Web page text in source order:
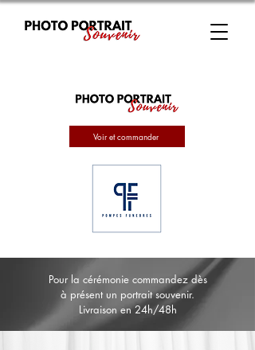
Voir et commander
Pour la cérémonie commandez dès
à présent un portrait souvenir.
Livraison en 24h/48h